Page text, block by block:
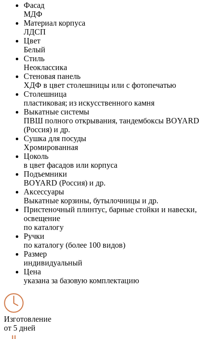
Фасад
МДФ
Материал корпуса
ЛДСП
Цвет
Белый
Стиль
Неоклассика
Стеновая панель
ХДФ в цвет столешницы или с фотопечатью
Столешница
пластиковая; из искусственного камня
Выкатные системы
ПВШ полного открывания, тандембоксы BOYARD
(Россия) и др.
Сушка для посуды
Хромированная
Цоколь
в цвет фасадов или корпуса
Подъемники
BOYARD (Россия) и др.
Аксессуары
Выкатные корзины, бутылочницы и др.
Пристеночный плинтус, барные стойки и навески,
освещение
по каталогу
Ручки
по каталогу (более 100 видов)
Размер
индивидуальный
Цена
указана за базовую комплектацию
Изготовление
от 5 дней